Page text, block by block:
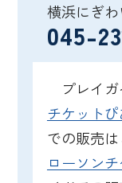
横浜にぎ
045-
プレイ
チケットぴ
での販売は
ローソン